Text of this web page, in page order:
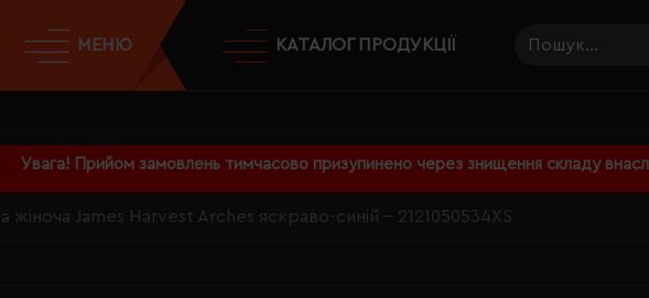
Увага! Прийом замовлень тимчасово призупинено через знищення складу
МЕНЮ КАТАЛОГ ПРОДУКЦІЇ
жіноча James Harvest Arches яскраво-синій - 2121050534XS